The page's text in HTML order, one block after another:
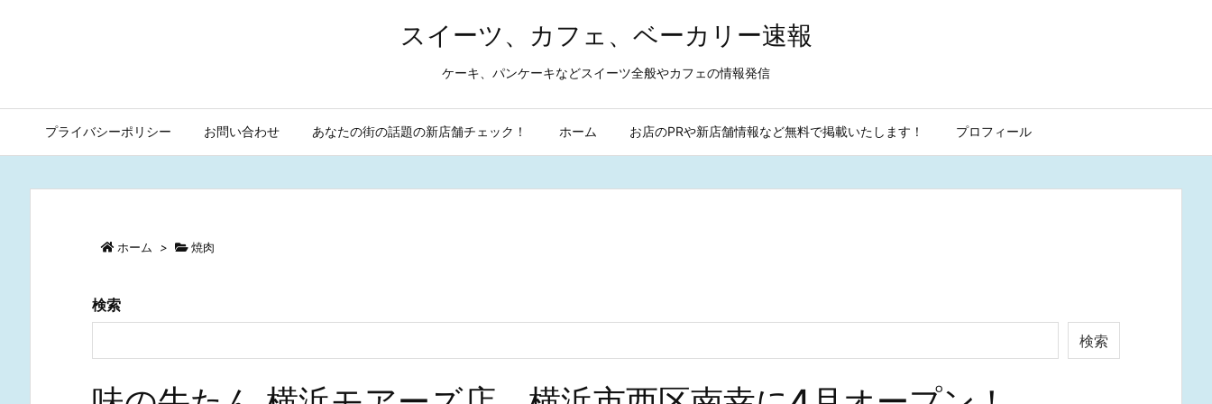
スイーツ、カフェ、ベーカリー速報
ケーキ、パンケーキなどスイーツ全般やカフェの情報発信
プライバシーポリシー お問い合わせ あなたの街の話題の新店舗チェック！ ホーム お店のPRや新店舗情報など無料で掲載いたします！ プロフィール
ホーム > 焼肉
検索
検索